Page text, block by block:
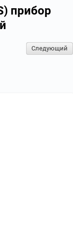
прибор
Следующий